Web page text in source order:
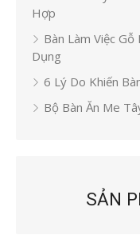
Hợp
Bàn Làm Việc
Dụng
6 Lý Do Khiến
Bộ Bàn Ăn Me
SẢN